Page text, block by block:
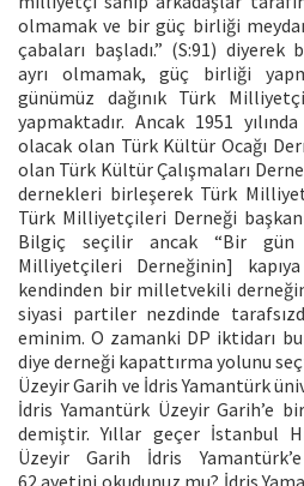
olmamak ve bir güç birliği
çabaları başladı.” (S:91) diyerek
ayrı olmamak, güç birliği
günümüz dağınık Türk
yapmaktadır. Ancak 1951
olacak olan Türk Kültür Ocağı
olan Türk Kültür Çalışmaları
dernekleri birleşerek Türk
Türk Milliyetçileri Derneği
Bilgiç seçilir ancak “Bir
Milliyetçileri Derneğinin]
kendinden bir milletvekili
siyasi partiler nezdinde
eminim. O zamanki DP iktidarı
diye derneği kapattırma yolunu
Üzeyir Garih ve İdris Yamantürk
İdris Yamantürk Üzeyir Garih’e
demiştir. Yıllar geçer İstanbul
Üzeyir Garih İdris
62.ayetini okudunuz mu? İdris